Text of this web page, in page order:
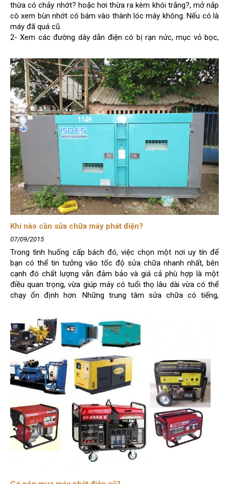
thừa có chảy nhớt? hoặc hơi thừa ra kèm khói trắng?, mở nắp
cò xem bùn nhớt có bám vào thành lóc máy không. Nếu có là
máy đã quá cũ.
2- Xem các đường dây dẫn điện có bị rạn nức, mục vỏ bọc,
3- Xem thân vỏ máy, Sắc xi, cao su dảm chấn máy, sàn đế
thùng, các góc cạnh thân vỏ có bị mục?...
4- Sau cùng nên nổ máy thử ra sao...
Khi nào cần sửa chữa máy phát điện?
07/09/2015
Trong tình huống cấp bách đó, việc chọn một nơi uy tín để
bạn có thể tin tưởng vào tốc độ sửa chữa nhanh nhất, bên
cạnh đó chất lượng vẫn đảm bảo và giá cả phù hợp là một
điều quan trọng, vừa giúp máy có tuổi thọ lâu dài vừa có thể
chạy ổn định hơn. Những trung tâm sửa chữa có tiếng,
tham khảo.